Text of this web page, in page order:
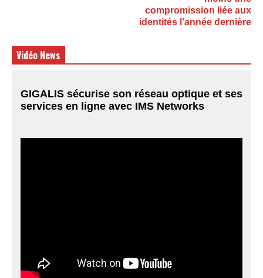
compromission liée aux
identités l’année dernière
Vidéo News
GIGALIS sécurise son réseau optique et ses
services en ligne avec IMS Networks